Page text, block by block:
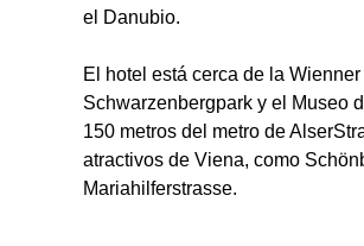
el Danubio.
El hotel está cerca de la
Schwarzenbergpark y el Museo
150 metros del metro de
atractivos de Viena, como
Mariahilferstrasse.